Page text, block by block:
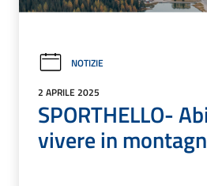
NOTIZIE
2 APRILE 2025
SPORTHELLO-
vivere in